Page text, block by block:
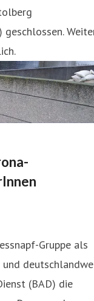
Gruppe als
(BAD) die